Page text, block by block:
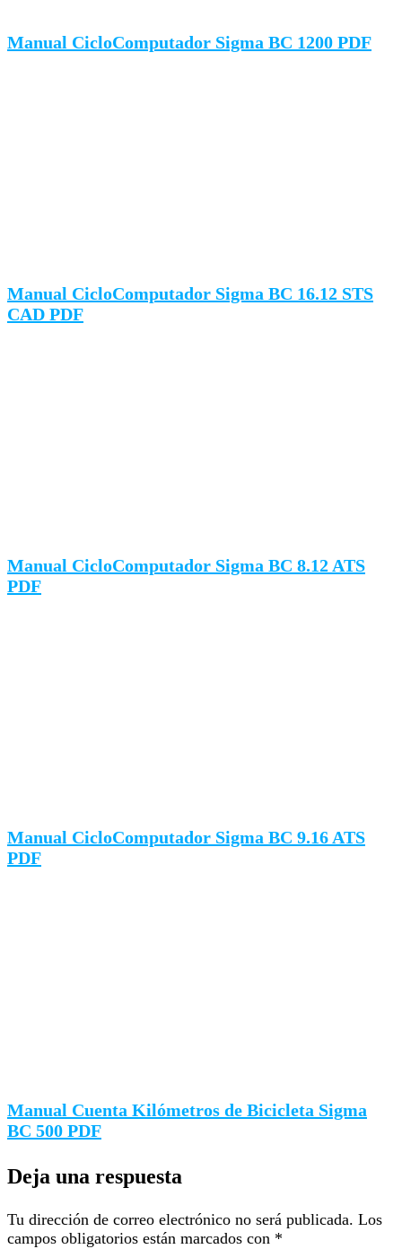
Manual CicloComputador Sigma BC 1200 PDF
Manual CicloComputador Sigma BC 16.12 STS
CAD PDF
Manual CicloComputador Sigma BC 8.12 ATS
PDF
Manual CicloComputador Sigma BC 9.16 ATS
PDF
Manual Cuenta Kilómetros de Bicicleta Sigma
BC 500 PDF
Deja una respuesta
Tu dirección de correo electrónico no será publicada. Los
campos obligatorios están marcados con *